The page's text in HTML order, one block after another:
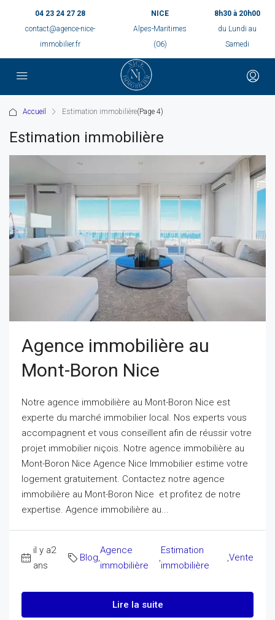
04 23 24 27 28
contact@agence-nice-
immobilier.fr
NICE
Alpes-Maritimes
(06)
8h30 à 20h00
du Lundi au
Samedi
Accueil Estimation immobilière(Page 4)
Estimation immobilière
Agence immobilière au
Mont-Boron Nice
Notre agence immobilière au Mont-Boron Nice est
experte du marché immobilier local. Nos experts vous
accompagnent et vous conseillent afin de réussir votre
projet immobilier niçois. Notre agence immobilière au
Mont-Boron Nice Agence Nice Immobilier estime votre
logement gratuitement. Contactez notre agence
immobilière au Mont-Boron Nice et profitez de notre
expertise. Agence immobilière au...
il y a2
ans
Blog,
Agence
immobilière
,
Estimation
immobilière
,Vente
Lire la suite